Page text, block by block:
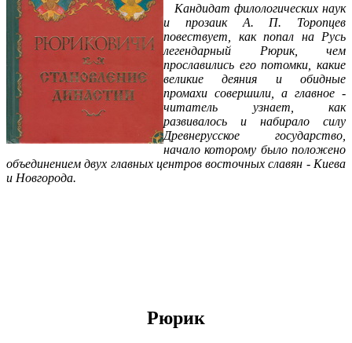
Кандидат филологических наук
и прозаик А. П. Торопцев
повествует, как попал на Русь
легендарный Рюрик, чем
прославились его потомки, какие
великие деяния и обидные
промахи совершили, а главное -
читатель узнает, как
развивалось и набирало силу
Древнерусское государство,
начало которому было положено
объединением двух главных центров восточных славян - Киева
и Новгорода.
Рюрик